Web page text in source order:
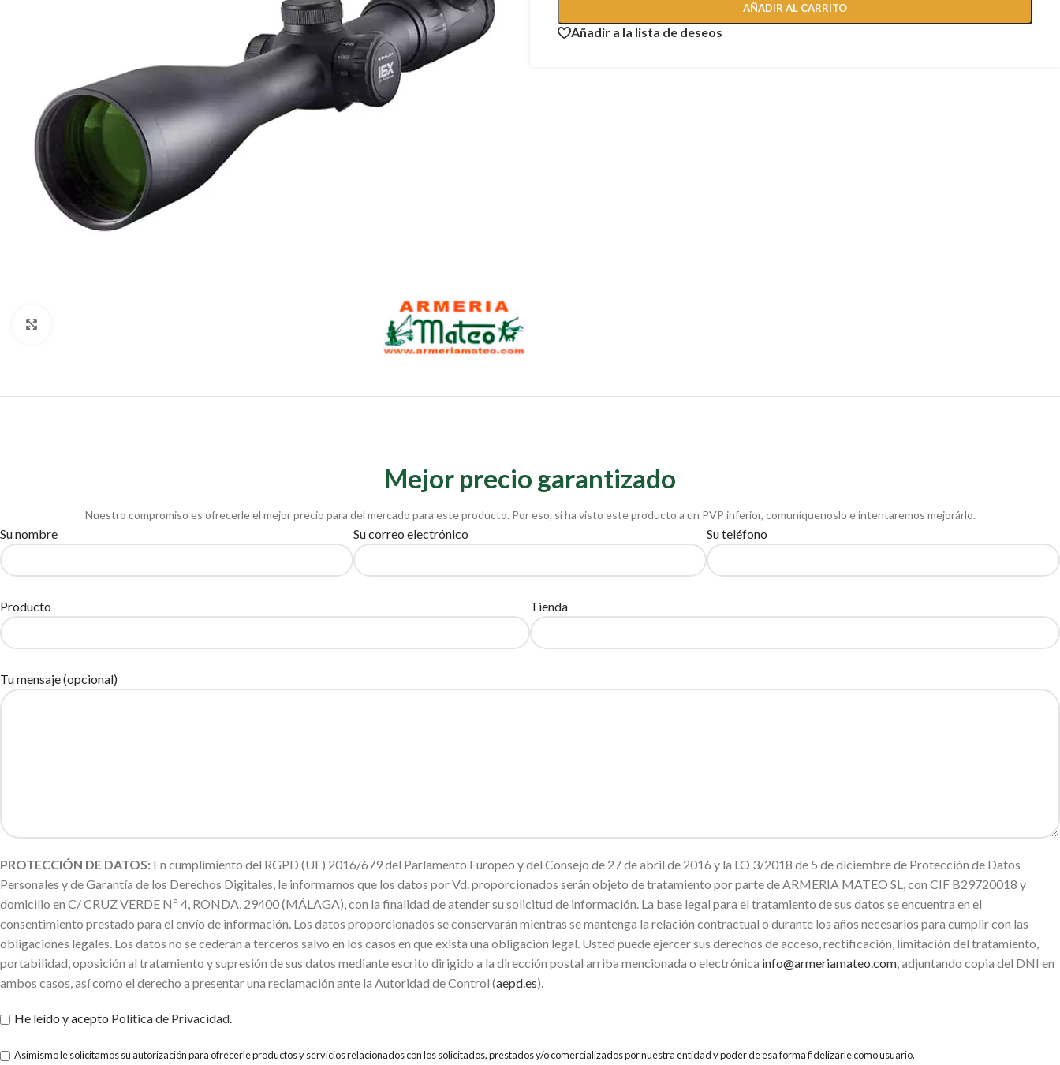
AÑADIR AL CARRITO
Añadir a la lista de deseos
Mejor precio garantizado
Nuestro compromiso es ofrecerle el mejor precio para del mercado para este producto. Por eso, si ha visto este producto a un PVP inferior, comuníquenoslo e intentaremos mejorárlo.
Su nombre Su correo electrónico Su teléfono
Producto Tienda
Tu mensaje (opcional)
PROTECCIÓN DE DATOS: En cumplimiento del RGPD (UE) 2016/679 del Parlamento Europeo y del Consejo de 27 de abril de 2016 y la LO 3/2018 de 5 de diciembre de Protección de Datos
Personales y de Garantía de los Derechos Digitales, le informamos que los datos por Vd. proporcionados serán objeto de tratamiento por parte de ARMERIA MATEO SL, con CIF B29720018 y
domicilio en C/ CRUZ VERDE Nº 4, RONDA, 29400 (MÁLAGA), con la finalidad de atender su solicitud de información. La base legal para el tratamiento de sus datos se encuentra en el
consentimiento prestado para el envío de información. Los datos proporcionados se conservarán mientras se mantenga la relación contractual o durante los años necesarios para cumplir con las
obligaciones legales. Los datos no se cederán a terceros salvo en los casos en que exista una obligación legal. Usted puede ejercer sus derechos de acceso, rectificación, limitación del tratamiento,
portabilidad, oposición al tratamiento y supresión de sus datos mediante escrito dirigido a la dirección postal arriba mencionada o electrónica info@armeriamateo.com , adjuntando copia del DNI en
ambos casos, así como el derecho a presentar una reclamación ante la Autoridad de Control (aepd.es).
He leído y acepto Política de Privacidad
Asimismo le solicitamos su autorización para ofrecerle productos y servicios relacionados con los solicitados, prestados y/o comercializados por nuestra entidad y poder de esa forma fidelizarle como usuario.